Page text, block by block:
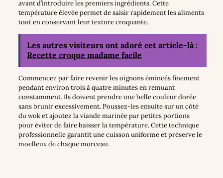
avant d’introduire les premiers ingrédients. Cette
température élevée permet de saisir rapidement les aliments
tout en conservant leur texture croquante.
Les autres visiteurs ont adoré cet article-là :
Recette croque madame facile
Commencez par faire revenir les oignons émincés finement
pendant environ trois à quatre minutes en remuant
constamment. Ils doivent prendre une belle couleur dorée
sans brunir excessivement. Poussez-les ensuite sur un côté
du wok et ajoutez la viande marinée par petites portions
pour éviter de faire baisser la température. Cette technique
professionnelle garantit une cuisson uniforme et préserve le
moelleux de chaque morceau.